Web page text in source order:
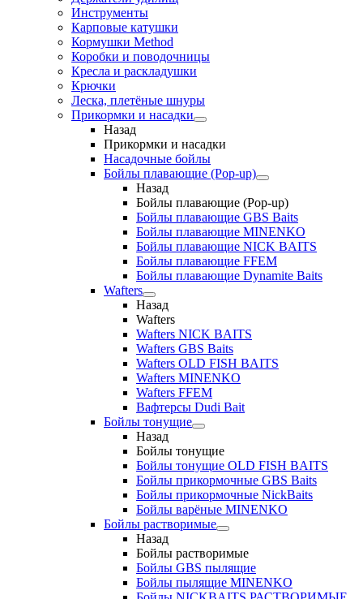
Инструменты
Карповые катушки
Кормушки Method
Коробки и поводочницы
Кресла и раскладушки
Крючки
Леска, плетёные шнуры
Прикормки и насадки
Назад
Прикормки и насадки
Насадочные бойлы
Бойлы плавающие (Pop-up)
Назад
Бойлы плавающие (Pop-up)
Бойлы плавающие GBS Baits
Бойлы плавающие MINENKO
Бойлы плавающие NICK BAITS
Бойлы плавающие FFEM
Бойлы плавающие Dynamite Baits
Wafters
Назад
Wafters
Wafters NICK BAITS
Wafters GBS Baits
Wafters OLD FISH BAITS
Wafters MINENKO
Wafters FFEM
Вафтерсы Dudi Bait
Бойлы тонущие
Назад
Бойлы тонущие
Бойлы тонущие OLD FISH BAITS
Бойлы прикормочные GBS Baits
Бойлы прикормочные NickBaits
Бойлы варёные MINENKO
Бойлы растворимые
Назад
Бойлы растворимые
Бойлы GBS пылящие
Бойлы пылящие MINENKO